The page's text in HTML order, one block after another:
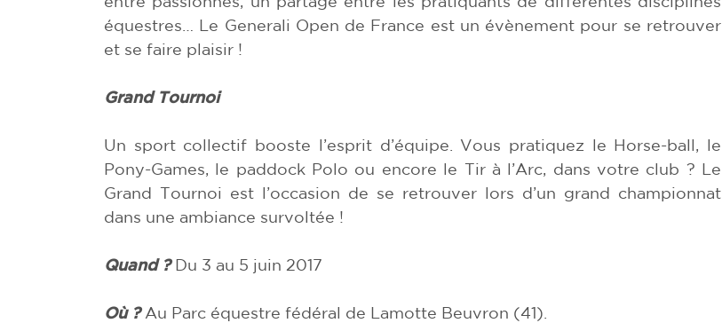
équestres… Le Generali Open de France est un évènement pour se retrouver
et se faire plaisir !
Grand Tournoi
Un sport collectif booste l’esprit d’équipe. Vous pratiquez le Horse-ball, le
Pony-Games, le paddock Polo ou encore le Tir à l’Arc, dans votre club ? Le
Grand Tournoi est l’occasion de se retrouver lors d’un grand championnat
dans une ambiance survoltée !
Quand ?Du 3 au 5 juin 2017
Où ? Au Parc équestre fédéral de Lamotte Beuvron (41).